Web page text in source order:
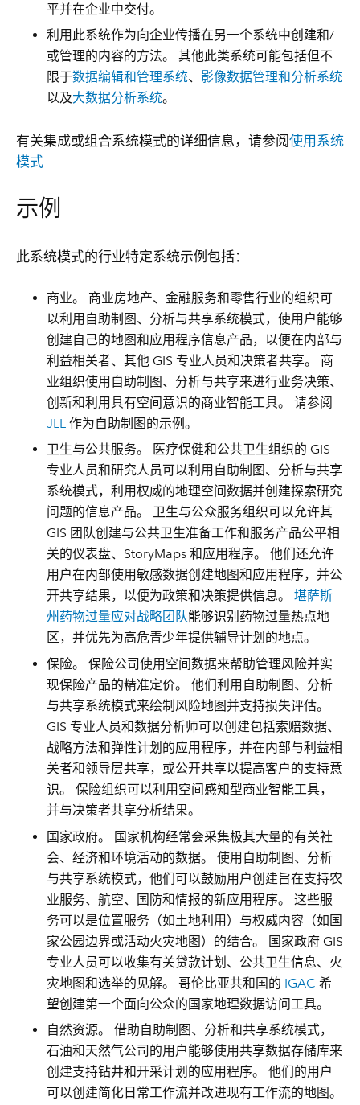
平并在企业中交付。
利用此系统作为向企业传播在另一个系统中创建和/
或管理的内容的方法。 其他此类系统可能包括但不
限于数据编辑和管理系统、 影像数据管理和分析系统
以及大数据分析系统。
有关集成或组合系统模式的详细信息，请参阅使用系统
模式
示例
此系统模式的行业特定系统示例包括：
商业。
商业房地产、金融服务和零售行业的组织可
以利用自助制图、分析与共享系统模式，使用户能够
创建自己的地图和应用程序信息产品，以便在内部与
利益相关者、其他 GIS 专业人员和决策者共享。 商
业组织使用自助制图、分析与共享来进行业务决策、
创新和利用具有空间意识的商业智能工具。 请参阅
JLL 作为自助制图的示例。
卫生与公共服务。
医疗保健和公共卫生组织的 GIS
专业人员和研究人员可以利用自助制图、分析与共享
系统模式，利用权威的地理空间数据并创建探索研究
问题的信息产品。 卫生与公众服务组织可以允许其
GIS 团队创建与公共卫生准备工作和服务产品公平相
关的仪表盘、StoryMaps 和应用程序。 他们还允许
用户在内部使用敏感数据创建地图和应用程序，并公
开共享结果，以便为政策和决策提供信息。堪萨斯
州药物过量应对战略团队能够识别药物过量热点地
区，并优先为高危青少年提供辅导计划的地点。
保险。
保险公司使用空间数据来帮助管理风险并实
现保险产品的精准定价。 他们利用自助制图、分析
与共享系统模式来绘制风险地图并支持损失评估。
GIS 专业人员和数据分析师可以创建包括索赔数据、
战略方法和弹性计划的应用程序，并在内部与利益相
关者和领导层共享，或公开共享以提高客户的支持意
识。 保险组织可以利用空间感知型商业智能工具，
并与决策者共享分析结果。
国家政府。
国家机构经常会采集极其大量的有关社
会、经济和环境活动的数据。 使用自助制图、分析
与共享系统模式，他们可以鼓励用户创建旨在支持农
业服务、航空、国防和情报的新应用程序。 这些服
务可以是位置服务（如土地利用）与权威内容（如国
家公园边界或活动火灾地图）的结合。 国家政府 GIS
专业人员可以收集有关贷款计划、公共卫生信息、火
灾地图和选举的见解。 哥伦比亚共和国的 IGAC 希
望创建第一个面向公众的国家地理数据访问工具。
自然资源。
借助自助制图、分析和共享系统模式，
石油和天然气公司的用户能够使用共享数据存储库来
创建支持钻井和开采计划的应用程序。 他们的用户
可以创建简化日常工作流并改进现有工作流的地图。